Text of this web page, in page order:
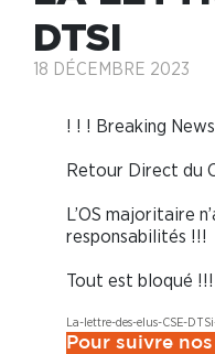
DTSI
18 DÉCEMBRE 2023
! ! ! Breaking
Retour Direct du
L’OS majoritaire
responsabilités !!!
Tout est bloqué !!!
La-lettre-des-elus-CSE-
Pour suivre